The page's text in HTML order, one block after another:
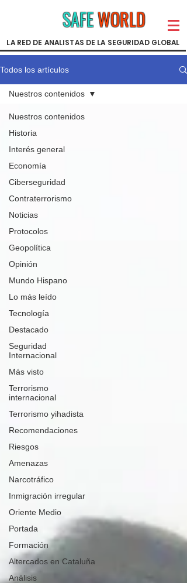
SAFEWORLD
LA RED DE ANALISTAS DE LA SEGURIDAD GLOBAL
Todos los artículos
Nuestros contenidos
Historia
Interés general
Economía
Ciberseguridad
Contraterrorismo
Noticias
Protocolos
Geopolítica
Opinión
Mundo Hispano
Lo más leído
Tecnología
Destacado
Seguridad
Internacional
Más visto
Terrorismo
internacional
Terrorismo yihadista
Recomendaciones
Riesgos
Amenazas
Narcotráfico
Inmigración irregular
Oriente Medio
Portada
Formación
Altercados en Cataluña
Análisis
Nuestros contenidos